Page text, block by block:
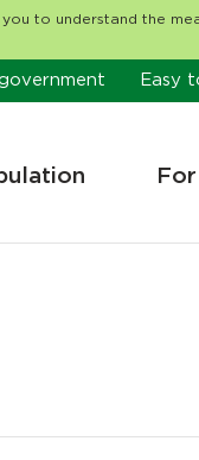
to understand the
Easy